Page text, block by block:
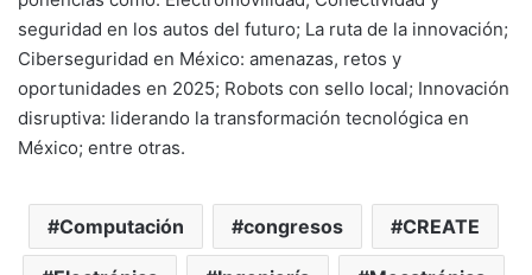
seguridad en los autos del futuro; La ruta de la innovación;
Ciberseguridad en México: amenazas, retos y
oportunidades en 2025; Robots con sello local; Innovación
disruptiva: liderando la transformación tecnológica en
México; entre otras.
Computación congresos CREATE